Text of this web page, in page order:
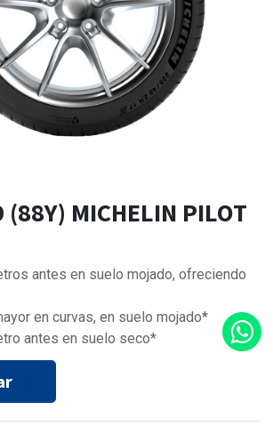
MICHELIN PILOT
antes en suelo mojado, ofreciendo
en curvas, en suelo mojado*
antes en suelo seco*